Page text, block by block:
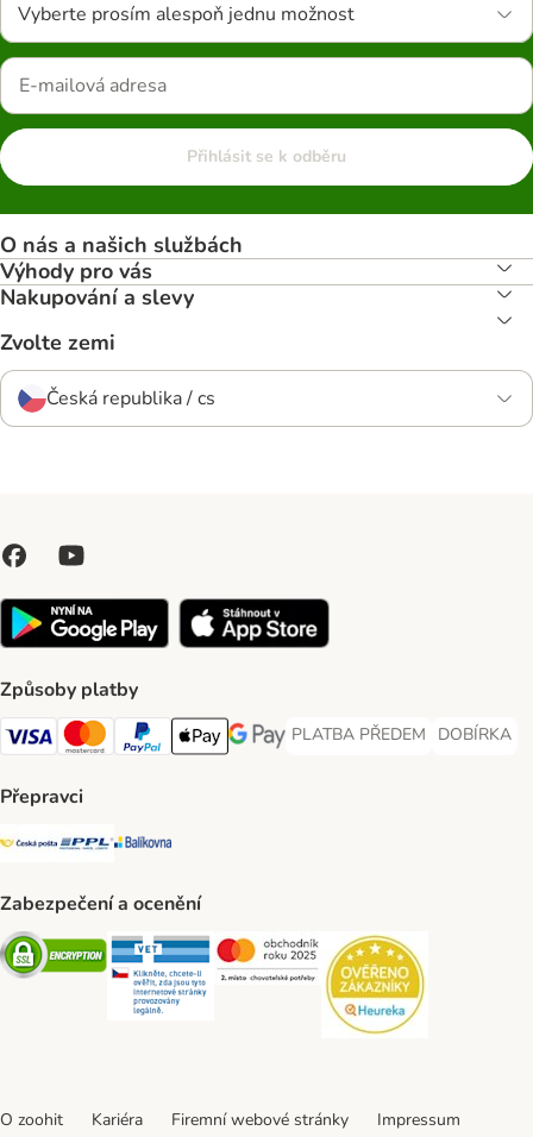
Vyberte prosím alespoň jednu možnost
Přihlásit se k odběru
O nás a našich službách
Výhody pro vás
Nakupování a slevy
Zvolte zemi
Česká republika / cs
Způsoby platby
Visa Payment Method
Mastercard Payment Method
PayPal Payment Method
Apple pay Payment Method
GooglePay Payment Method
PLATBA PŘEDEM
PLATBA PŘEDEM Payment
DOBÍRKA
DOBÍRKA
Přepravci
Česká pošta Shipping Method
PPL Shipping Method
Balíkovna Shipping Method
Zabezpečení a ocenění
Security Security Security
O zoohit Kariéra Firemní webové stránky Impressum